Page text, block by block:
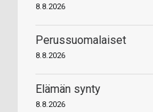
8.8.2026
Perussuomalaiset
8.8.2026
Elämän synty
8.8.2026